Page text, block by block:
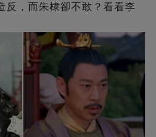
反，而朱棣卻不敢？看看李